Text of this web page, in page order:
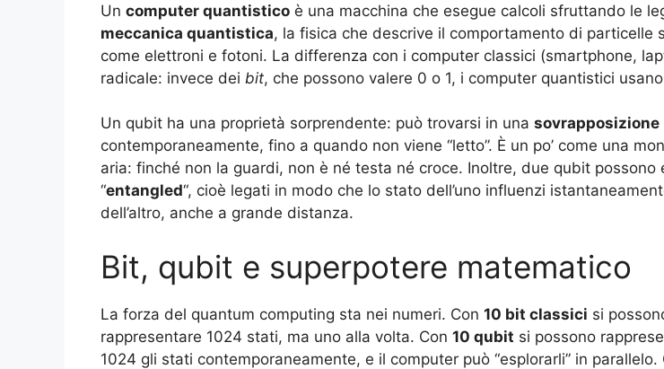
Un computer quantistico è una macchina che esegue calcoli sfruttando le
meccanica quantistica, la fisica che descrive il comportamento di particelle
come elettroni e fotoni. La differenza con i computer classici (smartphone,
radicale: invece dei bit, che possono valere 0 o 1, i computer quantistici
Un qubit ha una proprietà sorprendente: può trovarsi in una sovrapposizione
contemporaneamente, fino a quando non viene “letto”. È un po’ come una
aria: finché non la guardi, non è né testa né croce. Inoltre, due qubit possono
“entangled“, cioè legati in modo che lo stato dell’uno influenzi
dell’altro, anche a grande distanza.
Bit, qubit e superpotere matematico
La forza del quantum computing sta nei numeri. Con 10 bit classici si
rappresentare 1024 stati, ma uno alla volta. Con 10 qubit si possono
1024 gli stati contemporaneamente, e il computer può “esplorarli” in parallelo.